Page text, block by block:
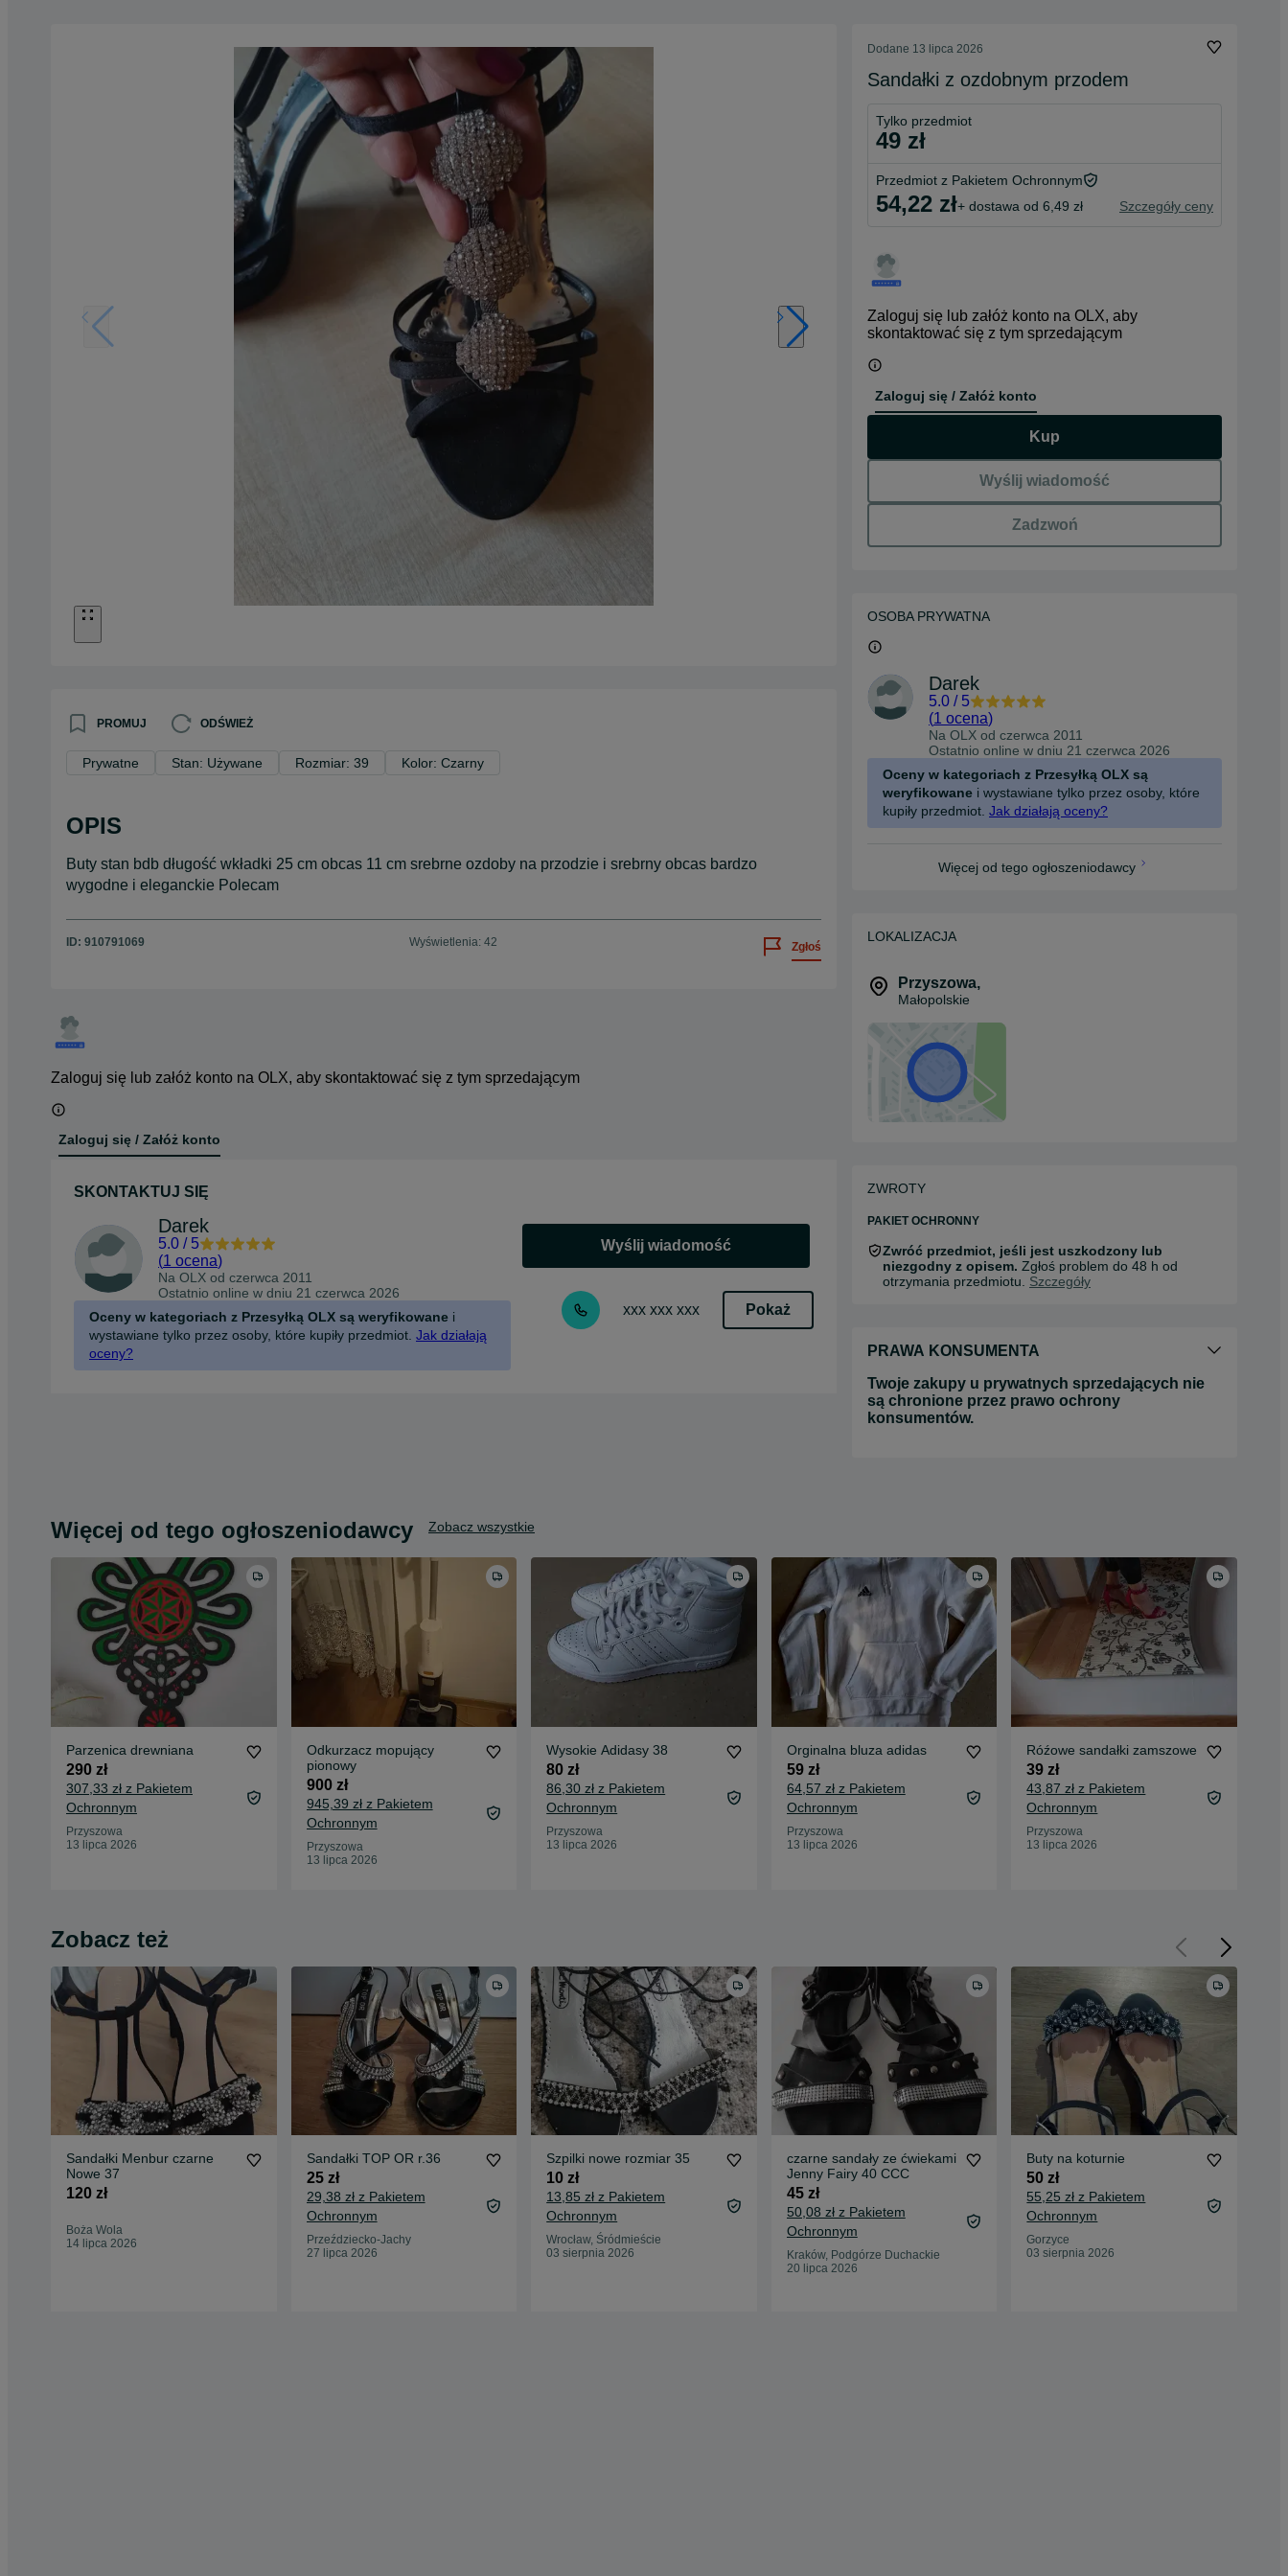
PROMUJ ODŚWIEŻ
Prywatne Stan: Używane Rozmiar: 39 Kolor: Czarny
OPIS
Buty stan bdb długość wkładki 25 cm obcas 11 cm srebrne ozdoby na przodzie i srebrny obcas bardzo
wygodne i eleganckie Polecam
ID: 910791069 Wyświetlenia: 42 Zgłoś
Zaloguj się lub załóż konto na OLX, aby skontaktować się z tym sprzedającym
Zaloguj się / Załóż konto
SKONTAKTUJ SIĘ
Darek
5.0 / 5
(1 ocena)
Na OLX od czerwca 2011
Ostatnio online w dniu 21 czerwca 2026
Oceny w kategoriach z Przesyłką OLX są weryfikowane i
wystawiane tylko przez osoby, które kupiły przedmiot. Jak działają
oceny?
Wyślij wiadomość
xxx xxx xxx Pokaż
Dodane 13 lipca 2026
Sandałki z ozdobnym przodem
Tylko przedmiot
49 zł
Przedmiot z Pakietem Ochronnym
54,22 zł+ dostawa od 6,49 zł Szczegóły ceny
Zaloguj się lub załóż konto na OLX, aby
skontaktować się z tym sprzedającym
Zaloguj się / Załóż konto
Kup
Wyślij wiadomość
Zadzwoń
OSOBA PRYWATNA
Darek
5.0 / 5
(1 ocena)
Na OLX od czerwca 2011
Ostatnio online w dniu 21 czerwca 2026
Oceny w kategoriach z Przesyłką OLX są
weryfikowane i wystawiane tylko przez osoby, które
kupiły przedmiot. Jak działają oceny?
Więcej od tego ogłoszeniodawcy
LOKALIZACJA
Przyszowa,
Małopolskie
ZWROTY
PAKIET OCHRONNY
Zwróć przedmiot, jeśli jest uszkodzony lub
niezgodny z opisem. Zgłoś problem do 48 h od
otrzymania przedmiotu. Szczegóły
PRAWA KONSUMENTA
Twoje zakupy u prywatnych sprzedających nie
są chronione przez prawo ochrony
konsumentów.
Więcej od tego ogłoszeniodawcy Zobacz wszystkie
Parzenica drewniana
290 zł
307,33 zł z Pakietem
Ochronnym
Przyszowa
13 lipca 2026
Odkurzacz mopujący
pionowy
900 zł
945,39 zł z Pakietem
Ochronnym
Przyszowa
13 lipca 2026
Wysokie Adidasy 38
80 zł
86,30 zł z Pakietem
Ochronnym
Przyszowa
13 lipca 2026
Orginalna bluza adidas
59 zł
64,57 zł z Pakietem
Ochronnym
Przyszowa
13 lipca 2026
Róźowe sandałki zamszowe
39 zł
43,87 zł z Pakietem
Ochronnym
Przyszowa
13 lipca 2026
Zobacz też
Sandałki Menbur czarne
Nowe 37
120 zł
Boża Wola
14 lipca 2026
Sandałki TOP OR r.36
25 zł
29,38 zł z Pakietem
Ochronnym
Przeździecko-Jachy
27 lipca 2026
Szpilki nowe rozmiar 35
10 zł
13,85 zł z Pakietem
Ochronnym
Wrocław, Śródmieście
03 sierpnia 2026
czarne sandały ze ćwiekami
Jenny Fairy 40 CCC
45 zł
50,08 zł z Pakietem
Ochronnym
Kraków, Podgórze Duchackie
20 lipca 2026
Buty na koturnie
50 zł
55,25 zł z Pakietem
Ochronnym
Gorzyce
03 sierpnia 2026